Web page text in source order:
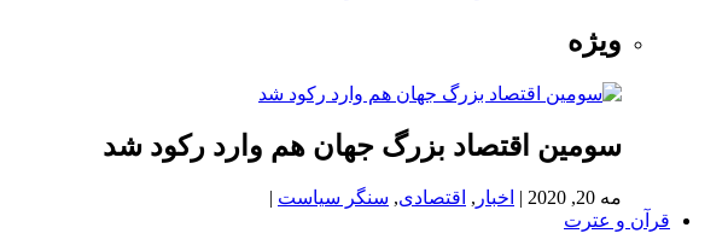
ویژه
سومین اقتصاد بزرگ جهان هم وارد رکود شد
مه 20, 2020 | اخبار , اقتصادی, سنگر سیاست |
قرآن و عترت